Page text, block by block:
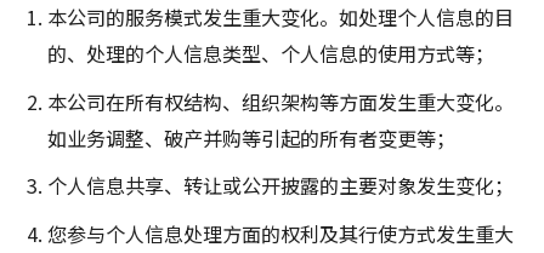
本公司的服务模式发生重大变化。如处理个人信息的目
的、处理的个人信息类型、个人信息的使用方式等；
本公司在所有权结构、组织架构等方面发生重大变化。
如业务调整、破产并购等引起的所有者变更等；
个人信息共享、转让或公开披露的主要对象发生变化；
您参与个人信息处理方面的权利及其行使方式发生重大